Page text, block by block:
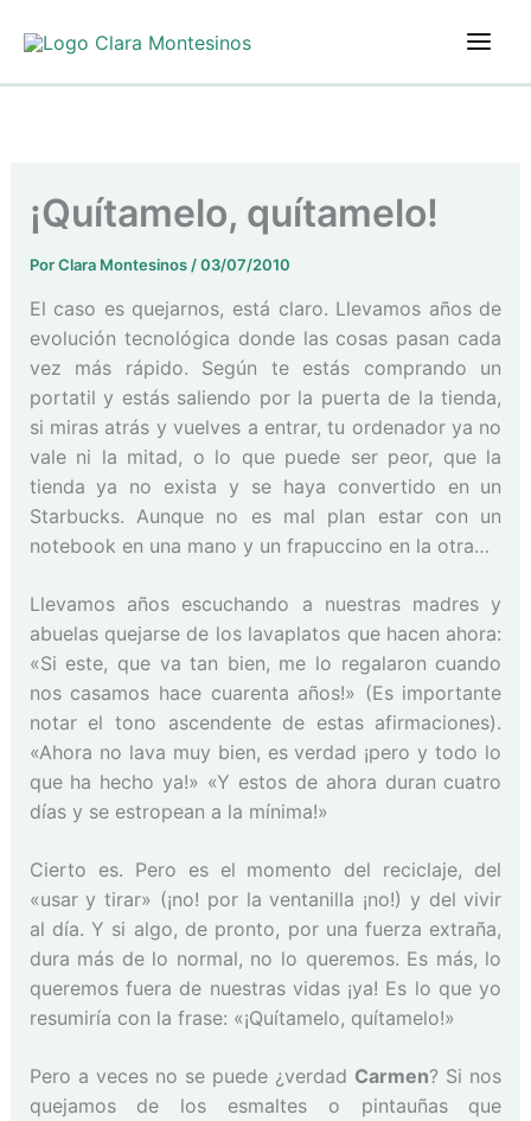
¡Quítamelo, quítamelo!
PorClara Montesinos /03/07/2010
El caso es quejarnos, está claro. Llevamos años de
evolución tecnológica donde las cosas pasan cada
vez más rápido. Según te estás comprando un
portatil y estás saliendo por la puerta de la tienda,
si miras atrás y vuelves a entrar, tu ordenador ya no
vale ni la mitad, o lo que puede ser peor, que la
tienda ya no exista y se haya convertido en un
Starbucks. Aunque no es mal plan estar con un
notebook en una mano y un frapuccino en la otra…
Llevamos años escuchando a nuestras madres y
abuelas quejarse de los lavaplatos que hacen ahora:
«Si este, que va tan bien, me lo regalaron cuando
nos casamos hace cuarenta años!» (Es importante
notar el tono ascendente de estas afirmaciones).
«Ahora no lava muy bien, es verdad ¡pero y todo lo
que ha hecho ya!» «Y estos de ahora duran cuatro
días y se estropean a la mínima!»
Cierto es. Pero es el momento del reciclaje, del
«usar y tirar» (¡no! por la ventanilla ¡no!) y del vivir
al día. Y si algo, de pronto, por una fuerza extraña,
dura más de lo normal, no lo queremos. Es más, lo
queremos fuera de nuestras vidas ¡ya! Es lo que yo
resumiría con la frase: «¡Quítamelo, quítamelo!»
Pero a veces no se puede ¿verdad Carmen? Si nos
quejamos de los esmaltes o pintauñas que